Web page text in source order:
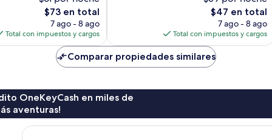
El
precio
actual
es
$73
$73 en total
7 ago - 8 ago
Total con impuestos y cargos
El
precio
actual
es
de
$47
$47 en total
7 ago - 8 ago
Total con impuestos y cargos
Comparar propiedades similares
OneKeyCash en miles de
aventuras!